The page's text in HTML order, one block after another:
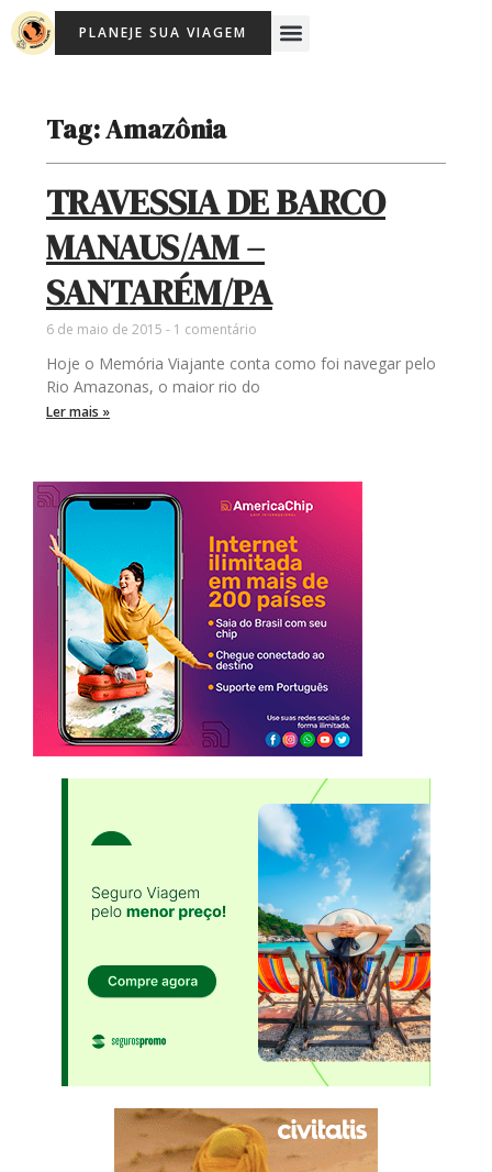
para
PLANEJE SUA VIAGEM Menu
Tag: Amazônia
TRAVESSIA DE BARCO
MANAUS/AM –
SANTARÉM/PA
6 de maio de 2015 1 comentário
Hoje o Memória Viajante conta como foi navegar pelo
Rio Amazonas, o maior rio do
Ler mais »